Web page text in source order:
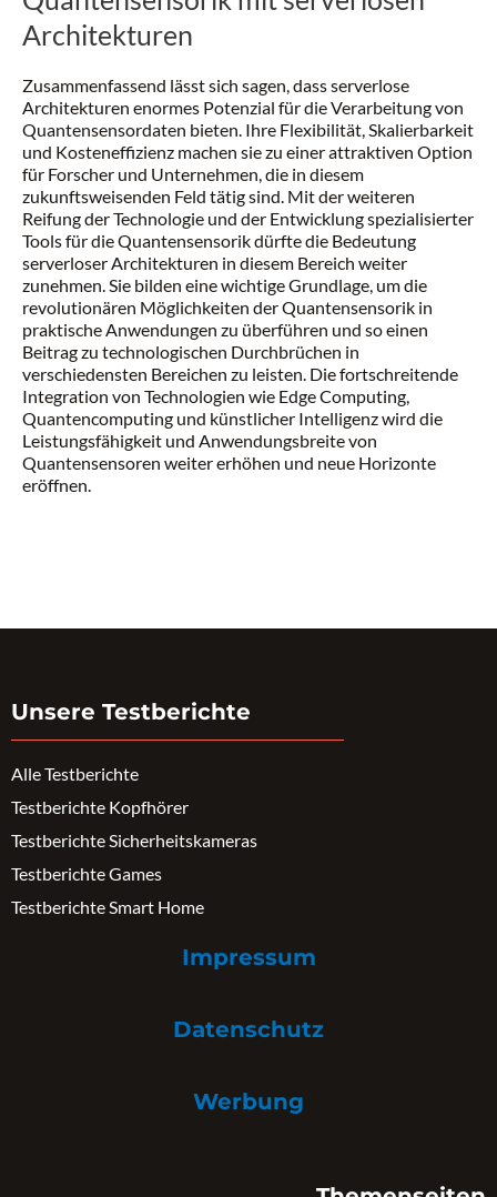
Architekturen
Zusammenfassend lässt sich sagen, dass serverlose
Architekturen enormes Potenzial für die Verarbeitung von
Quantensensordaten bieten. Ihre Flexibilität, Skalierbarkeit
und Kosteneffizienz machen sie zu einer attraktiven Option
für Forscher und Unternehmen, die in diesem
zukunftsweisenden Feld tätig sind. Mit der weiteren
Reifung der Technologie und der Entwicklung spezialisierter
Tools für die Quantensensorik dürfte die Bedeutung
serverloser Architekturen in diesem Bereich weiter
zunehmen. Sie bilden eine wichtige Grundlage, um die
revolutionären Möglichkeiten der Quantensensorik in
praktische Anwendungen zu überführen und so einen
Beitrag zu technologischen Durchbrüchen in
verschiedensten Bereichen zu leisten. Die fortschreitende
Integration von Technologien wie Edge Computing,
Quantencomputing und künstlicher Intelligenz wird die
Leistungsfähigkeit und Anwendungsbreite von
Quantensensoren weiter erhöhen und neue Horizonte
eröffnen.
Unsere Testberichte
Alle Testberichte
Testberichte Kopfhörer
Testberichte Sicherheitskameras
Testberichte Games
Testberichte Smart Home
Impressum
Datenschutz
Werbung